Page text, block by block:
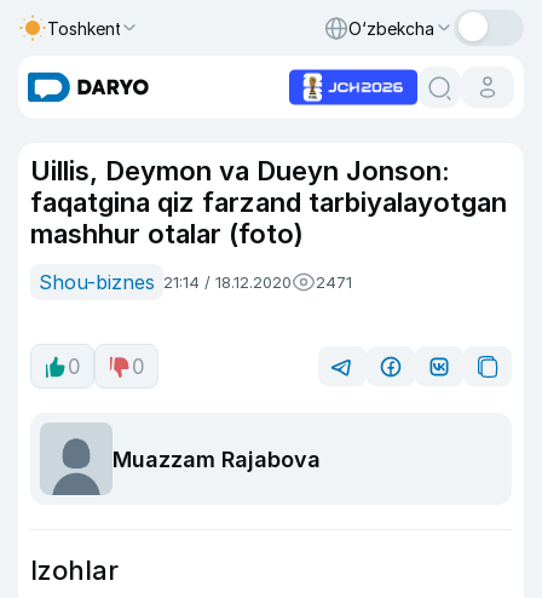
Toshkent O‘zbekcha
Uillis, Deymon va Dueyn Jonson:
faqatgina qiz farzand tarbiyalayotgan
mashhur otalar (foto)
Shou-biznes 21:14 / 18.12.2020 2471
0 0
Muazzam Rajabova
Izohlar